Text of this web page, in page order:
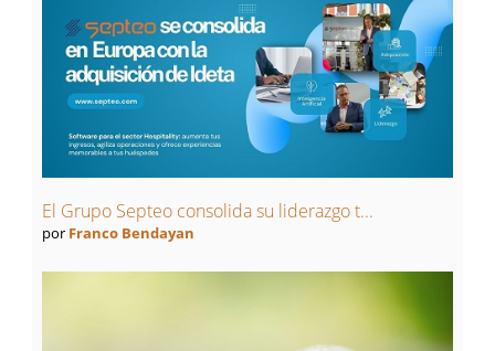
El Grupo Septeo consolida su liderazgo t...
por Franco Bendayan